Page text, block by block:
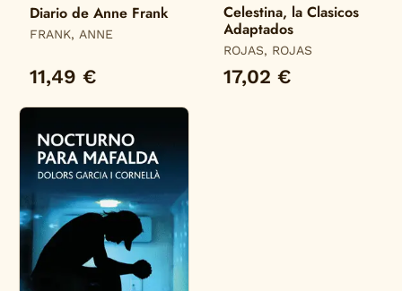
Diario de Anne Frank
FRANK, ANNE
11,49 €
Celestina, la Clasicos
Adaptados
ROJAS, ROJAS
17,02 €